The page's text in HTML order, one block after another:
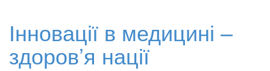
Інновації в медицині –
здоров’я нації